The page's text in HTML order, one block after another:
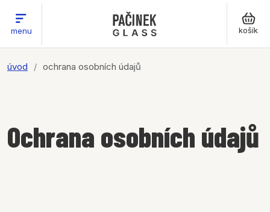
menu košík
úvod ochrana osobních údajů
Ochrana osobních údajů